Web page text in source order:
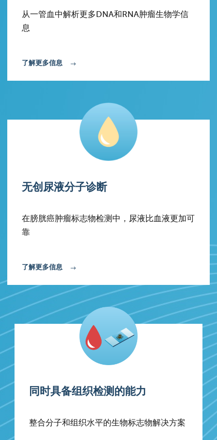
从一管血中解析更多DNA和RNA肿瘤生物学信
息
了解更多信息
无创尿液分子诊断
在膀胱癌肿瘤标志物检测中，尿液比血液更加可
靠
了解更多信息
同时具备组织检测的能力
整合分子和组织水平的生物标志物解决方案